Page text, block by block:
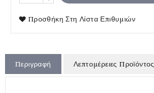
Προσθήκη Στη Λίστα Επιθυμιών
Περιγραφή Λεπτομέρειες Προϊόντος